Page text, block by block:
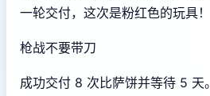
一轮交付，这次是粉红色的玩具！
枪战不要带刀
成功交付 8 次比萨饼并等待 5 天。